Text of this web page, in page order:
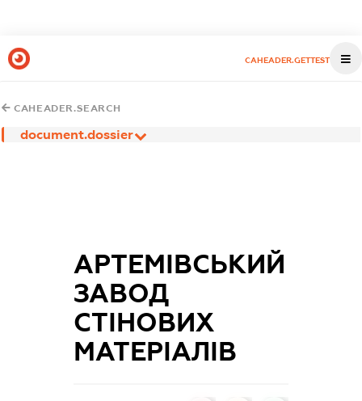
CAHEADER.GETTEST
CAHEADER.SEARCH
document.dossier
АРТЕМІВСЬКИЙ
ЗАВОД
СТІНОВИХ
МАТЕРІАЛІВ